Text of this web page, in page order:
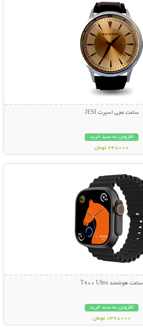
ساعت مچی اسپرت JESI
افزودن به سبد خرید
248000 تومان
ساعت هوشمند T900 Ultra
افزودن به سبد خرید
1398000 تومان